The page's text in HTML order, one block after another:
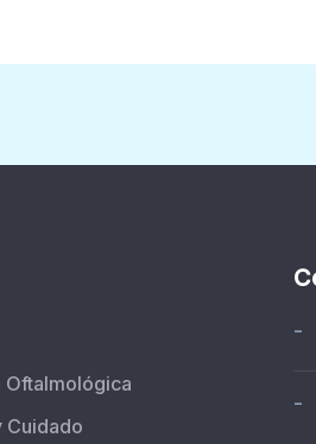
Oftalmológica
Cuidado
-
-